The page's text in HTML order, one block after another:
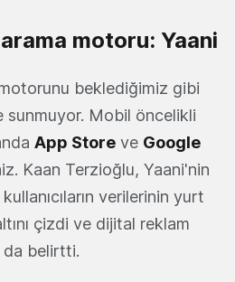
motoru: Yaani
beklediğimiz gibi
sunmuyor. Mobil öncelikli
App Store ve Google
Kaan Terzioğlu, Yaani'nin
verilerinin yurt
çizdi ve dijital reklam
da belirtti.